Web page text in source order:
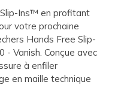
Ins™ en profitant
votre prochaine
Hands Free Slip-
- Vanish. Conçue avec
à enfiler
en maille technique